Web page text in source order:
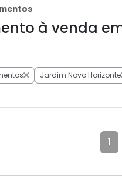
à venda
Jardim Novo Horizonte
1